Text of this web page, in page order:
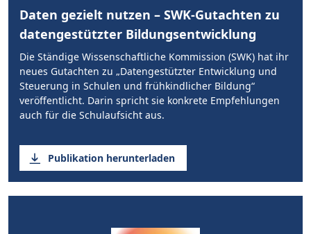
Daten gezielt nutzen – SWK-Gutachten zu
datengestützter Bildungsentwicklung
Die Ständige Wissenschaftliche Kommission (SWK) hat ihr
neues Gutachten zu „Datengestützter Entwicklung und
Steuerung in Schulen und frühkindlicher Bildung“
veröffentlicht. Darin spricht sie konkrete Empfehlungen
auch für die Schulaufsicht aus.
Publikation herunterladen